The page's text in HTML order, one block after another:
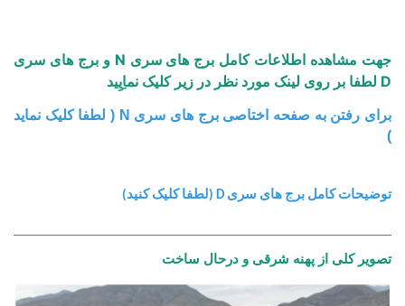
جهت مشاهده اطلاعات کامل برج های سری N و برج های سری
D لطفا بر روی لینک مورد نظر در زیر کلیک نماِیِید
برای رفتن به صفحه اختاصی برج های سری N ( لطفا کلیک نماید
)
توضیحات کامل برج های سری D (لطفا کلیک کنید)
تصویر کلی از پهنه شرقی و درحال ساخت